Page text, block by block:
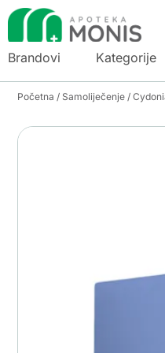
Brandovi Kategorije
Početna / Samoliječenje /